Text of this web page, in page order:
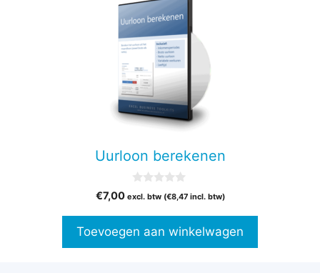
Uurloon berekenen
v
5
€7,00 excl. btw (€8,47incl. btw)
Toevoegen aan winkelwagen